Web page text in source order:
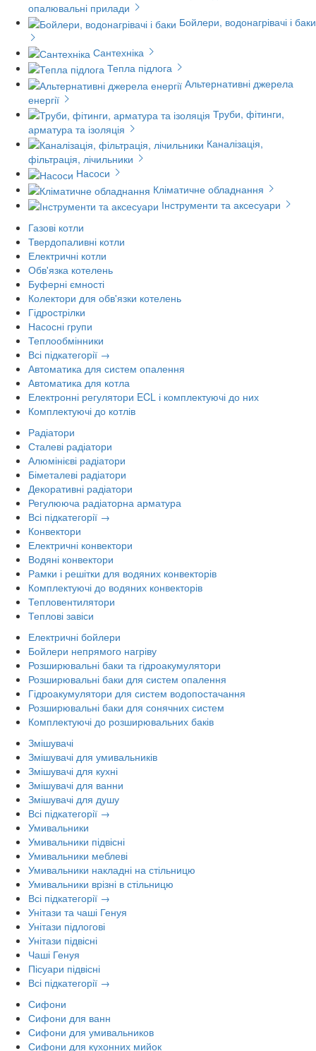
опалювальні прилади
Бойлери, водонагрівачі і баки
Сантехніка
Тепла підлога
Альтернативні джерела
енергії
Труби, фітинги,
арматура та ізоляція
Каналізація,
фільтрація, лічильники
Насоси
Кліматичне обладнання
Інструменти та аксесуари
Газові котли
Твердопаливні котли
Електричні котли
Обв'язка котелень
Буферні ємності
Колектори для обв'язки котелень
Гідрострілки
Насосні групи
Теплообмінники
Всі підкатегорії →
Автоматика для систем опалення
Автоматика для котла
Електронні регулятори ECL і комплектуючі до них
Комплектуючі до котлів
Радіатори
Сталеві радіатори
Алюмінієві радіатори
Біметалеві радіатори
Декоративні радіатори
Регулююча радіаторна арматура
Всі підкатегорії →
Конвектори
Електричні конвектори
Водяні конвектори
Рамки і решітки для водяних конвекторів
Комплектуючі до водяних конвекторів
Тепловентилятори
Теплові завіси
Електричні бойлери
Бойлери непрямого нагріву
Розширювальні баки та гідроакумулятори
Розширювальні баки для систем опалення
Гідроакумулятори для систем водопостачання
Розширювальні баки для сонячних систем
Комплектуючі до розширювальних баків
Змішувачі
Змішувачі для умивальників
Змішувачі для кухні
Змішувачі для ванни
Змішувачі для душу
Всі підкатегорії →
Умивальники
Умивальники підвісні
Умивальники меблеві
Умивальники накладні на стільницю
Умивальники врізні в стільницю
Всі підкатегорії →
Унітази та чаші Генуя
Унітази підлогові
Унітази підвісні
Чаші Генуя
Пісуари підвісні
Всі підкатегорії →
Сифони
Сифони для ванн
Сифони для умивальников
Сифони для кухонних мийок